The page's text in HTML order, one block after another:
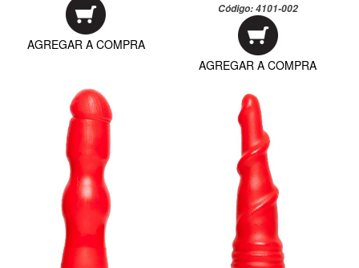
AGREGAR A COMPRA
Código:4101-002
AGREGAR A COMPRA